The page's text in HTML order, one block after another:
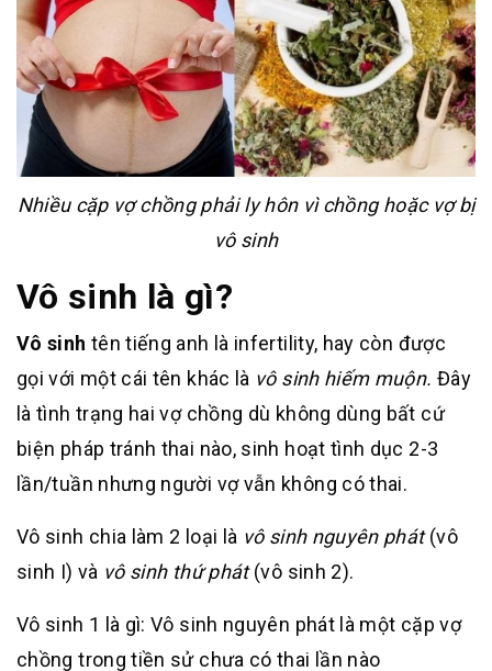
Nhiều cặp vợ chồng phải ly hôn vì chồng hoặc vợ bị
vô sinh
Vô sinh là gì?
Vô sinh tên tiếng anh là infertility, hay còn được
gọi với một cái tên khác là vô sinh hiếm muộn. Đây
là tình trạng hai vợ chồng dù không dùng bất cứ
biện pháp tránh thai nào, sinh hoạt tình dục 2-3
lần/tuần nhưng người vợ vẫn không có thai.
Vô sinh chia làm 2 loại là vô sinh nguyên phát(vô
sinh I) và vô sinh thứ phát(vô sinh 2).
Vô sinh 1 là gì: Vô sinh nguyên phát là một cặp vợ
chồng trong tiền sử chưa có thai lần nào